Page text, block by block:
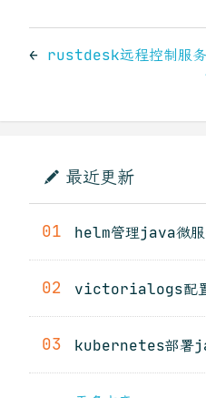
← rustdesk远程控制服
最近更新
01 helm管理java微
02 victorialogs配置
03 kubernetes部署